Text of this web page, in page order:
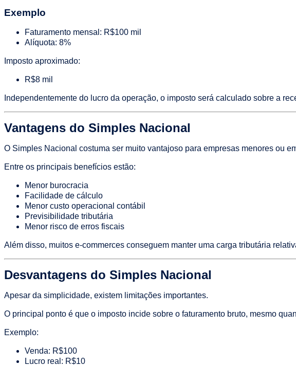
Exemplo
Faturamento mensal: R$100 mil
Alíquota: 8%
Imposto aproximado:
R$8 mil
Independentemente do lucro da operação, o imposto será calculado sobre a
Vantagens do Simples Nacional
O Simples Nacional costuma ser muito vantajoso para empresas menores ou
Entre os principais benefícios estão:
Menor burocracia
Facilidade de cálculo
Menor custo operacional contábil
Previsibilidade tributária
Menor risco de erros fiscais
Além disso, muitos e-commerces conseguem manter uma carga tributária
Desvantagens do Simples Nacional
Apesar da simplicidade, existem limitações importantes.
O principal ponto é que o imposto incide sobre o faturamento bruto, mesmo
Exemplo:
Venda: R$100
Lucro real: R$10